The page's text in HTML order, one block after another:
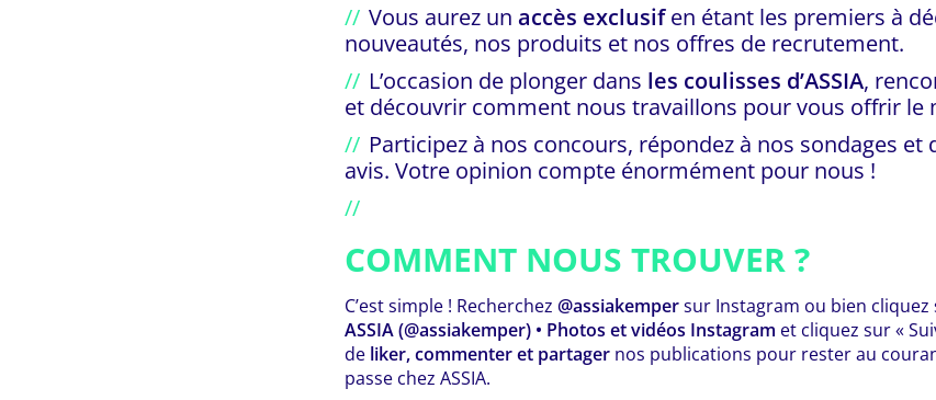
Vous aurez un accès exclusifen étant les premiers à
nouveautés, nos produits et nos offres de recrutement.
L’occasion de plonger dans les coulisses d’ASSIA,
et découvrir comment nous travaillons pour vous offrir le
Participez à nos concours, répondez à nos sondages et
avis. Votre opinion compte énormément pour nous !
COMMENT NOUS TROUVER ?
C’est simple ! Recherchez @assiakempersur Instagram ou bien cliquez
ASSIA (@assiakemper) • Photos et vidéos Instagram et cliquez sur «
de liker, commenter et partager nos publications pour rester au
passe chez ASSIA.